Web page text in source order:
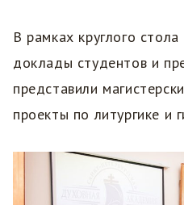
В рамках круглого
доклады студентов и
представили
проекты по литургике и